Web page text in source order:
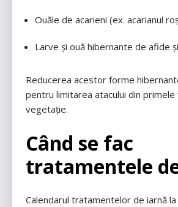
Ouăle de acarieni (ex. acarianul
Larve și ouă hibernante de afide
Reducerea acestor forme
pentru limitarea atacului din primele
vegetație.
Când se fac
tratamentele
Calendarul tratamentelor de iarnă